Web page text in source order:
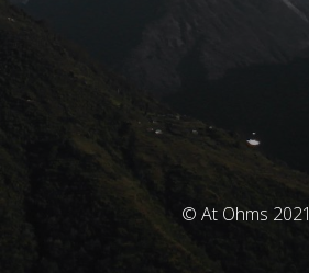
© At Ohms 2021